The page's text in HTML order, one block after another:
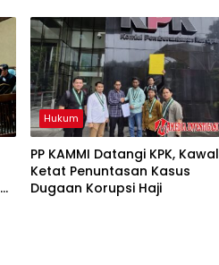
Ramadhan 1447 H
Hukum
PP KAMMI Datangi KPK, Kawal
Ketat Penuntasan Kasus
Dugaan Korupsi Haji